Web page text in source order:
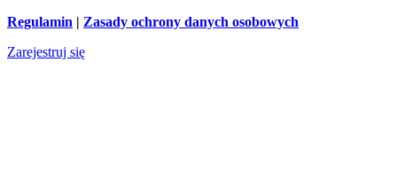
Regulamin | Zasady ochrony danych osobowych
Zarejestruj się